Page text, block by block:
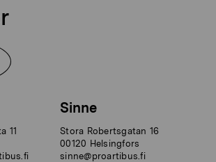
11
Sinne
Stora Robertsgatan 16
00120 Helsingfors
sinne@proartibus.fi